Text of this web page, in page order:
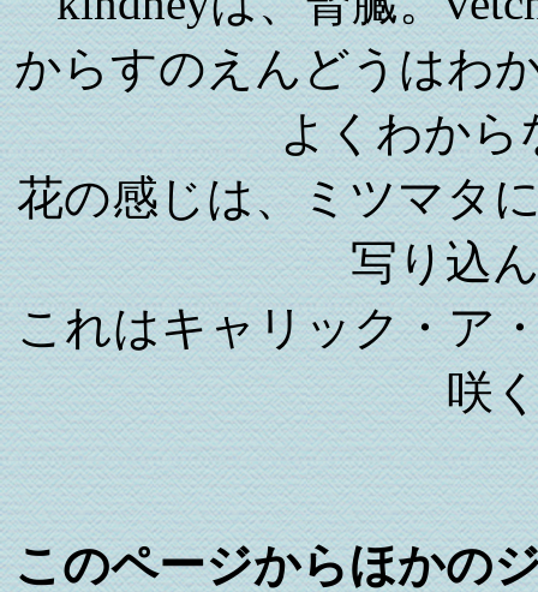
からすのえんどうはわ
よくわから
花の感じは、ミツマタ
写り込
これはキャリック・ア
咲
このページからほかの